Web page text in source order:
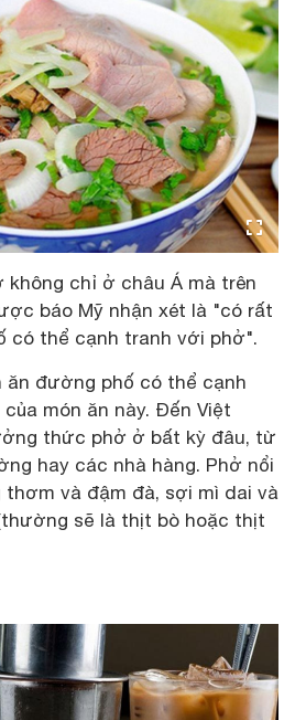
không chỉ ở châu Á mà trên
báo Mỹ nhận xét là "có rất
có thể cạnh tranh với phở".
ăn đường phố có thể cạnh
món ăn này. Đến Việt
thức phở ở bất kỳ đâu, từ
hay các nhà hàng. Phở nổi
và đậm đà, sợi mì dai và
sẽ là thịt bò hoặc thịt